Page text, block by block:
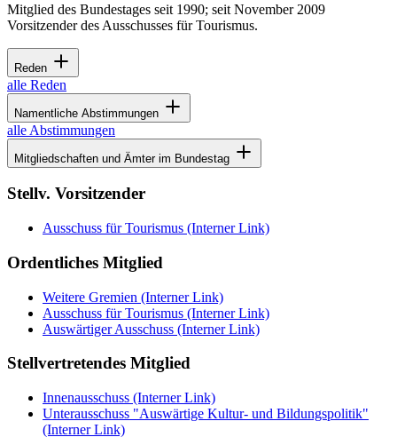
Mitglied des Bundestages seit 1990; seit November 2009
Vorsitzender des Ausschusses für Tourismus.
Reden
alle Reden
Namentliche Abstimmungen
alle Abstimmungen
Mitgliedschaften und Ämter im Bundestag
Stellv. Vorsitzender
Ausschuss für Tourismus (Interner Link)
Ordentliches Mitglied
Weitere Gremien (Interner Link)
Ausschuss für Tourismus (Interner Link)
Auswärtiger Ausschuss (Interner Link)
Stellvertretendes Mitglied
Innenausschuss (Interner Link)
Unterausschuss "Auswärtige Kultur- und Bildungspolitik"
(Interner Link)